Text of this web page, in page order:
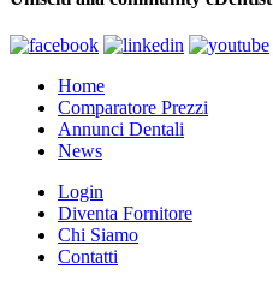
Home
Comparatore Prezzi
Annunci Dentali
News
Login
Diventa Fornitore
Chi Siamo
Contatti